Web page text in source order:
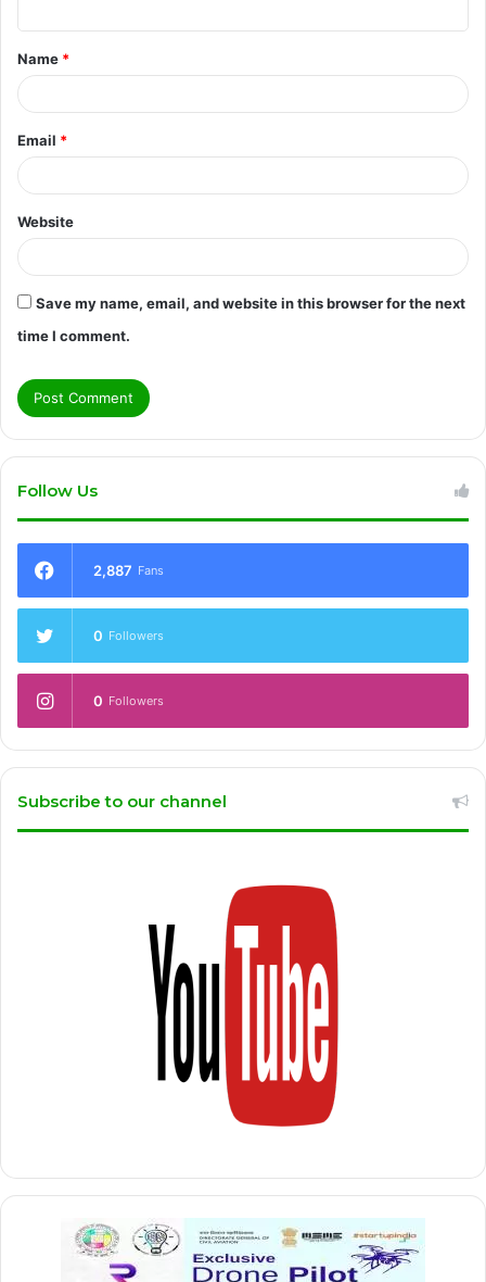
t
*
Name *
Email *
Website
Save my name, email, and website in this browser for the next
time I comment.
Follow Us
2,887 Fans
0 Followers
0 Followers
Subscribe to our channel